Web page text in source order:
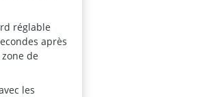
réglable
après
de
les